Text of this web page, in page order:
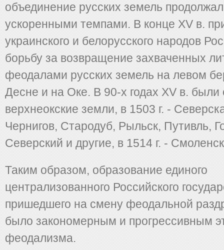
объединение русских земель
ускоренными темпами. В конце XV в.
украинского и белорусского народов
борьбу за возвращение захваченных
феодалами русских земель на левом
Десне и на Оке. В 90-х годах XV в.
верхнеокские земли, в 1503 г. -
Чернигов, Стародуб, Рыльск, Путивль,
Северский и другие, в 1514 г. -
Таким образом, образование единого
централизованного Российского
пришедшего на смену феодальной
было закономерным и прогрессивным
феодализма.